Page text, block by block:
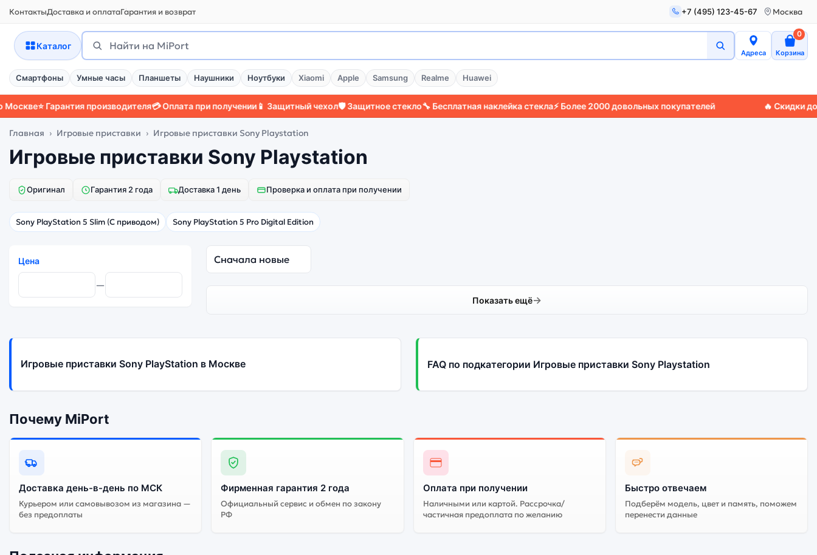
КонтактыДоставка и оплатаГарантия и возврат +7 (495) 123-45-67 Москва
Каталог
Поиск
Найти
Адреса Корзина
0
Смартфоны Умные часы Планшеты Наушники Ноутбуки Xiaomi Apple Samsung Realme Huawei
⭐ Гарантия производителя💳 Оплата при получении📱 Защитный чехол🛡️ Защитное стекло🔧 Бесплатная наклейка стекла⚡ Более 2000 довольных покупателей 🔥 Скидки до
Главная Игровые приставки Игровые приставки Sony Playstation
Игровые приставки Sony Playstation
Оригинал Гарантия 2 года Доставка 1 день Проверка и оплата при получении
Sony PlayStation 5 Slim (C приводом) Sony PlayStation 5 Pro Digital Edition
Цена
—
Показать ещё
Игровые приставки Sony PlayStation в Москве FAQ по подкатегории Игровые приставки Sony Playstation
Почему MiPort
Доставка день-в-день по МСК
Курьером или самовывозом из магазина —
без предоплаты
Фирменная гарантия 2 года
Официальный сервис и обмен по закону
РФ
Оплата при получении
Наличными или картой. Рассрочка/
частичная предоплата по желанию
Быстро отвечаем
Подберём модель, цвет и память, поможем
перенести данные